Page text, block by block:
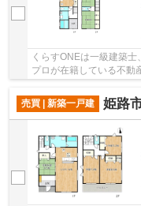
くらすONEは一級建築
プロが在籍している不動
しているお店です♪住ま
売買 | 新築一戸建
姫路